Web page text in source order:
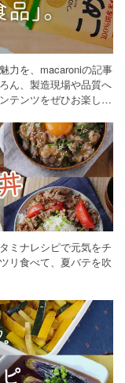
力を、macaroniの記事
ん、製造現場や品質へ
テンツをぜひお楽しみ
ミナレシピで元気をチ
リ食べて、夏バテを吹